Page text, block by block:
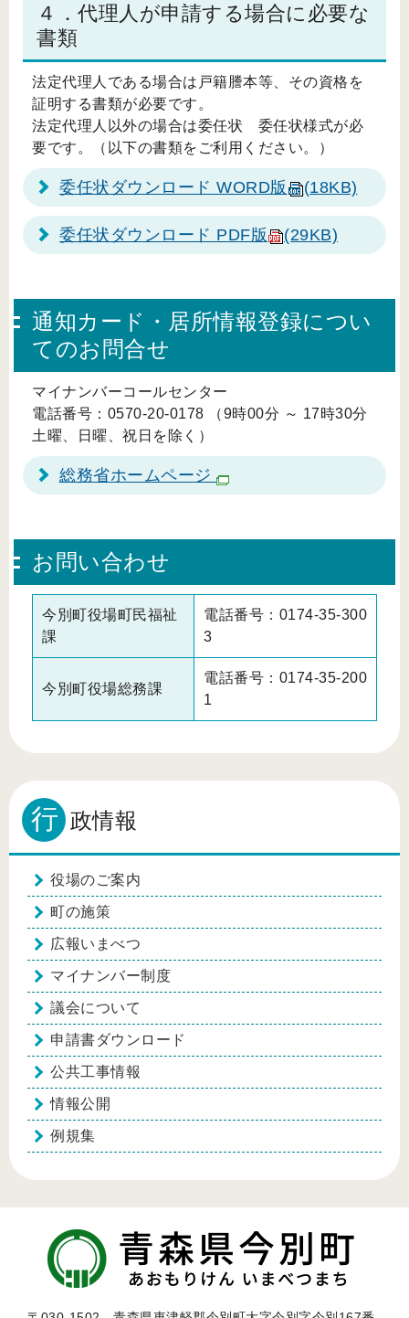
４．代理人が申請する場合に必要な
書類
法定代理人である場合は戸籍謄本等、その資格を
証明する書類が必要です。
法定代理人以外の場合は委任状 委任状様式が必
要です。（以下の書類をご利用ください。）
委任状ダウンロード WORD版 (18KB)
委任状ダウンロード PDF版 (29KB)
通知カード・居所情報登録につい
てのお問合せ
マイナンバーコールセンター
電話番号：0570-20-0178 （9時00分 ～ 17時30分
土曜、日曜、祝日を除く）
総務省ホームページ
お問い合わせ
今別町役場町民福祉
課
電話番号：0174-35-300
3
今別町役場総務課
電話番号：0174-35-200
1
行 政情報
役場のご案内
町の施策
広報いまべつ
マイナンバー制度
議会について
申請書ダウンロード
公共工事情報
情報公開
例規集